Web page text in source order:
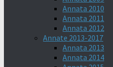
Annata 2010
Annata 2011
Annata 2012
Annate 2013-2017
Annata 2013
Annata 2014